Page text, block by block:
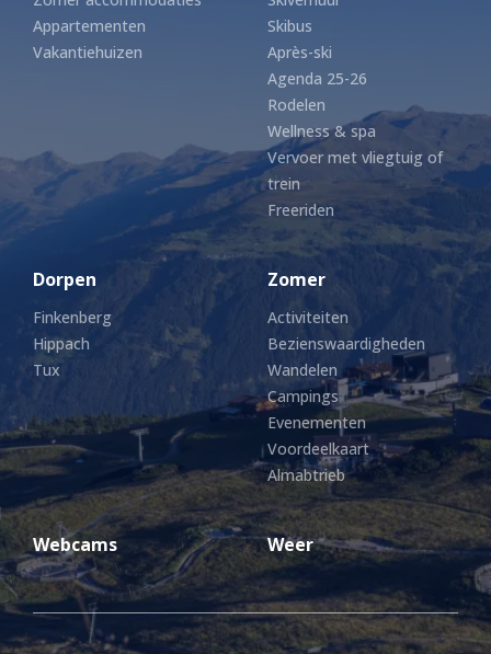
Appartementen
Vakantiehuizen
Skibus
Après-ski
Agenda 25-26
Rodelen
Wellness & spa
Vervoer met vliegtuig of
trein
Freeriden
Dorpen
Finkenberg
Hippach
Tux
Zomer
Activiteiten
Bezienswaardigheden
Wandelen
Campings
Evenementen
Voordeelkaart
Almabtrieb
Webcams Weer